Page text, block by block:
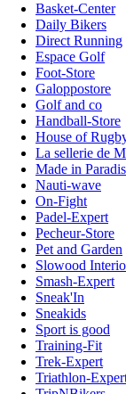
Basket-Center
Daily Bikers
Direct Running
Espace Golf
Foot-Store
Galoppostore
Golf and co
Handball-Store
House of
La sellerie de
Made in Paradis
Nauti-wave
On-Fight
Padel-Expert
Pecheur-Store
Pet and Garden
Slowood
Smash-Expert
Sneak'In
Sneakids
Sport is good
Training-Fit
Trek-Expert
Triathlon-